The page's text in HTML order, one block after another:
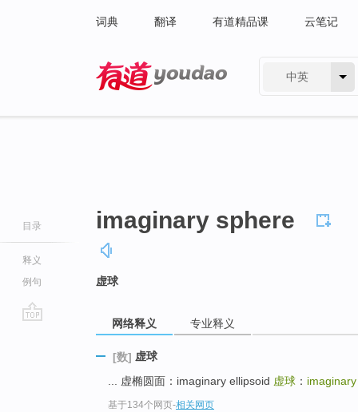
词典 翻译 有道精品课 云笔记
中英
目录
释义
例句
imaginary sphere
虚球
网络释义 专业释义
[数] 虚球
... 虚椭圆面：imaginary ellipsoid 虚球 ：
基于134个网页-相关网页